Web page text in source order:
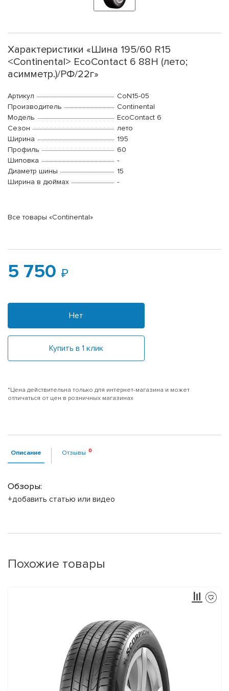
Характеристики «Шина 195/60 R15
<Continental> EcoContact 6 88H (лето;
асимметр.)/РФ/22г»
Артикул
CoN15-05
Производитель
Continental
Модель
EcoContact 6
Сезон
лето
Ширина
195
Профиль
60
Шиповка
-
Диаметр шины
15
Ширина в дюймах
-
Все товары «Continental»
5 750
Нет
Купить в 1 клик
*Цена действительна только для интернет-магазина и может
отличаться от цен в розничных магазинах
Описание Отзывы
Обзоры:
+добавить статью или видео
Похожие товары